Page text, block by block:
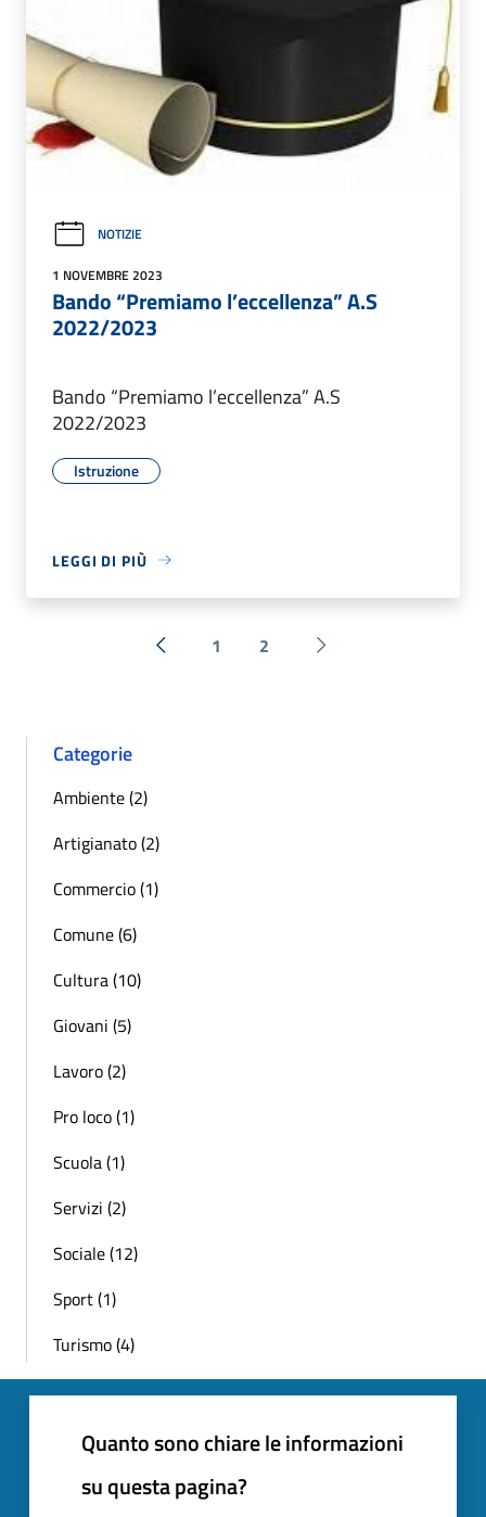
NOTIZIE
1 NOVEMBRE 2023
Bando “Premiamo l’eccellenza” A.S
2022/2023
Bando “Premiamo l’eccellenza” A.S
2022/2023
Istruzione
LEGGI DI PIÙ
« Precedente
1 2 Successiva »
Categorie
Ambiente (2)
Artigianato (2)
Commercio (1)
Comune (6)
Cultura (10)
Giovani (5)
Lavoro (2)
Pro loco (1)
Scuola (1)
Servizi (2)
Sociale (12)
Sport (1)
Turismo (4)
Quanto sono chiare le informazioni
su questa pagina?